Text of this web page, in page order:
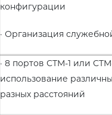
конфигурации
· Организация
· 8 портов СТМ-1 или
использование
разных расстояний